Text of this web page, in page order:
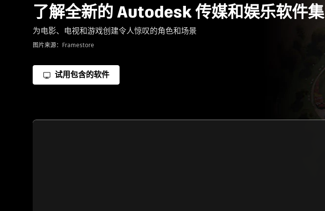
了解全新的 Autodesk 传媒和娱乐软件集
为电影、电视和游戏创建令人惊叹的角色和场景
图片来源：Framestore
试用包含的软件